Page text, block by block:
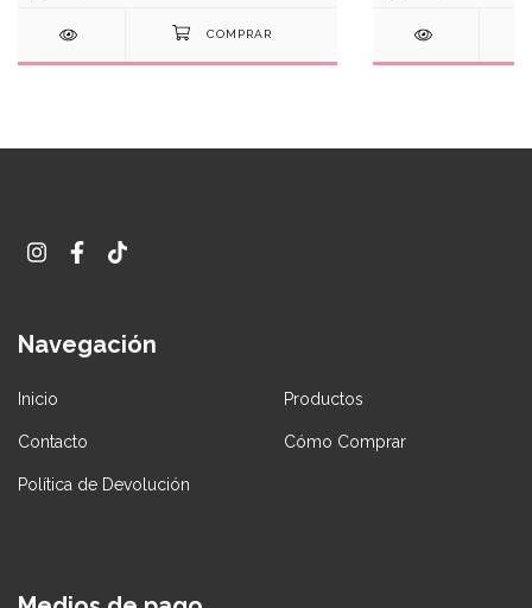
Navegación
Inicio Productos
Contacto Cómo Comprar
Política de Devolución